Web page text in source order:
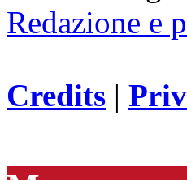
Redazione e
Credits |